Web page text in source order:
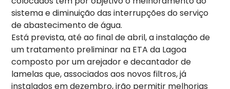
sistema e diminuição das interrupções do serviço
de abastecimento de água.
Está prevista, até ao final de abril, a instalação de
um tratamento preliminar na ETA da Lagoa
composto por um arejador e decantador de
lamelas que, associados aos novos filtros, já
instalados em dezembro, irão permitir melhorias